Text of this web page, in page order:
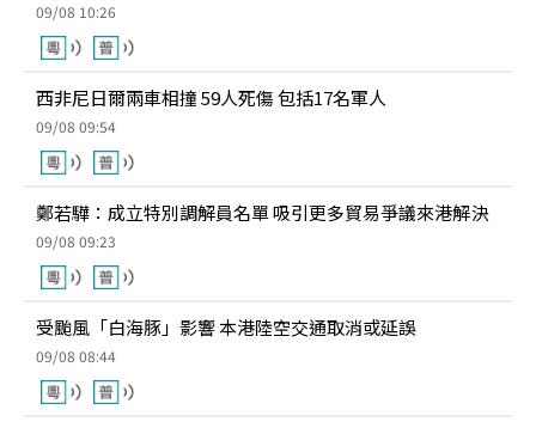
09/08 10:26
西非尼日爾兩車相撞 59人死傷 包括17名軍人
09/08 09:54
鄭若驊：成立特別調解員名單 吸引更多貿易爭議來港解決
09/08 09:23
受颱風「白海豚」影響 本港陸空交通取消或延誤
09/08 08:44